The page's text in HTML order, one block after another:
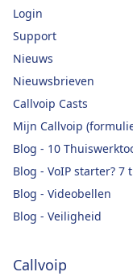
Login
Support
Nieuws
Nieuwsbrieven
Callvoip Casts
Mijn Callvoip
Blog - 10
Blog - VoIP starter? 7
Blog - Videobellen
Blog - Veiligheid
Callvoip